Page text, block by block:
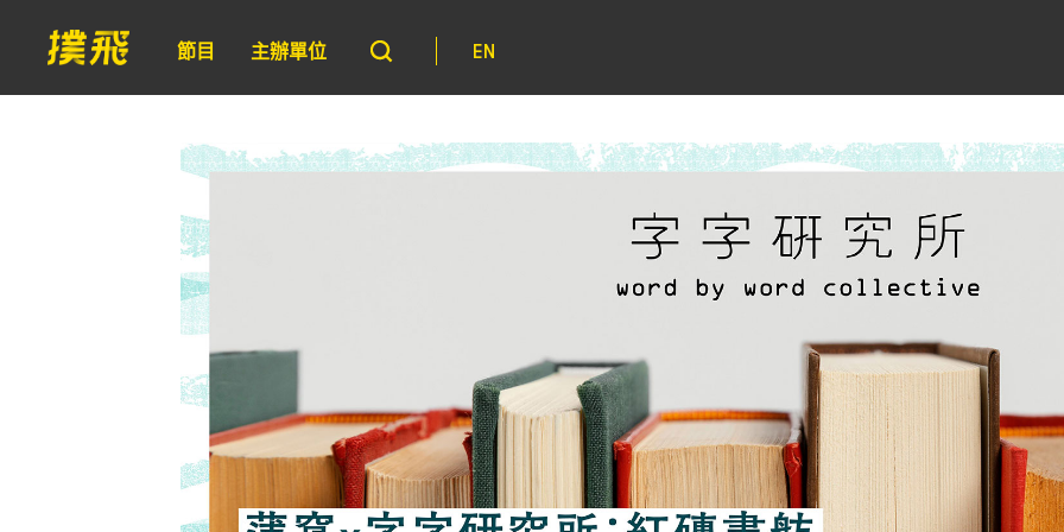
節目 主辦單位 EN